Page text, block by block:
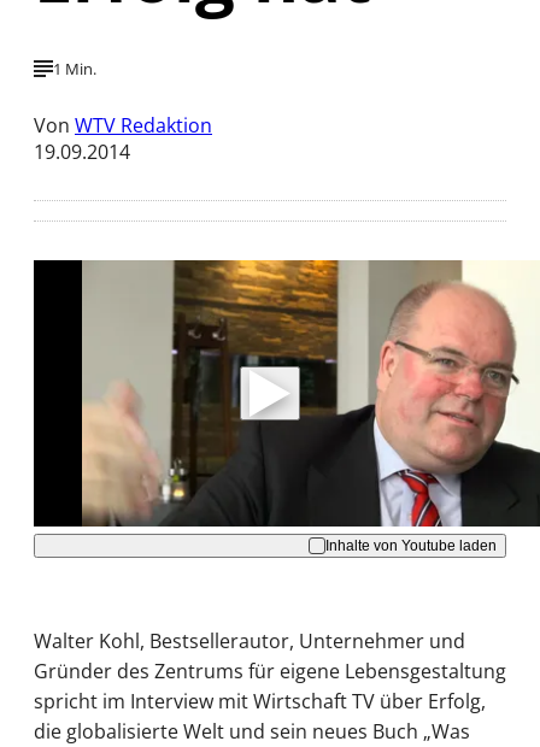
1 Min.
Von WTV Redaktion
19.09.2014
Mit der Wiedergabe dieses Videos werden
Daten an Youtube übertragen.
Hinweise dazu erhalten Sie in derDatenschutzerklärung.
Akzeptieren
Inhalte von Youtube laden
Walter Kohl, Bestsellerautor, Unternehmer und
Gründer des Zentrums für eigene Lebensgestaltung
spricht im Interview mit Wirtschaft TV über Erfolg,
die globalisierte Welt und sein neues Buch „Was